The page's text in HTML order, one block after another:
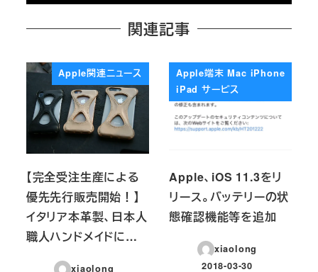
関連記事
Apple関連ニュース
【完全受注生産による
優先先行販売開始！】
イタリア本革製、日本人
職人ハンドメイドに…
xiaolong
Apple端末 Mac iPhone
iPad サービス
Apple、iOS 11.3をリ
リース。バッテリーの状
態確認機能等を追加
xiaolong
2018-03-30